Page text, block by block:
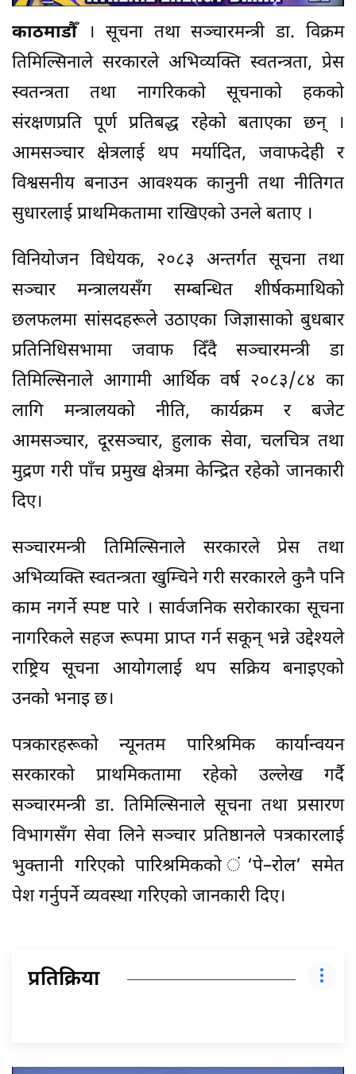
काठमाडौँ । सूचना तथा सञ्चारमन्त्री डा. विक्रम
तिमिल्सिनाले सरकारले अभिव्यक्ति स्वतन्त्रता, प्रेस
स्वतन्त्रता तथा नागरिकको सूचनाको हकको
संरक्षणप्रति पूर्ण प्रतिबद्ध रहेको बताएका छन् ।
आमसञ्चार क्षेत्रलाई थप मर्यादित, जवाफदेही र
विश्वसनीय बनाउन आवश्यक कानुनी तथा नीतिगत
सुधारलाई प्राथमिकतामा राखिएको उनले बताए ।
विनियोजन विधेयक, २०८३ अन्तर्गत सूचना तथा
सञ्चार मन्त्रालयसँग सम्बन्धित शीर्षकमाथिको
छलफलमा सांसदहरूले उठाएका जिज्ञासाको बुधबार
प्रतिनिधिसभामा जवाफ दिँदै सञ्चारमन्त्री डा‍
तिमिल्सिनाले आगामी आर्थिक वर्ष २०८३/८४ का
लागि मन्त्रालयको नीति, कार्यक्रम र बजेट
आमसञ्चार, दूरसञ्चार, हुलाक सेवा, चलचित्र तथा
मुद्रण गरी पाँच प्रमुख क्षेत्रमा केन्द्रित रहेको जानकारी
दिए।
सञ्चारमन्त्री तिमिल्सिनाले सरकारले प्रेस तथा
अभिव्यक्ति स्वतन्त्रता खुम्चिने गरी सरकारले कुनै पनि
काम नगर्ने स्पष्ट पारे । सार्वजनिक सरोकारका सूचना
नागरिकले सहज रूपमा प्राप्त गर्न सकून् भन्ने उद्देश्यले
राष्ट्रिय सूचना आयोगलाई थप सक्रिय बनाइएको
उनको भनाइ छ।
पत्रकारहरूको न्यूनतम पारिश्रमिक कार्यान्वयन
सरकारको प्राथमिकतामा रहेको उल्लेख गर्दै
सञ्चारमन्त्री डा. तिमिल्सिनाले सूचना तथा प्रसारण
विभागसँग सेवा लिने सञ्चार प्रतिष्ठानले पत्रकारलाई
भुक्तानी गरिएको पारिश्रमिकको ं‘पे–रोल’ समेत
पेश गर्नुपर्ने व्यवस्था गरिएको जानकारी दिए।
प्रतिक्रिया